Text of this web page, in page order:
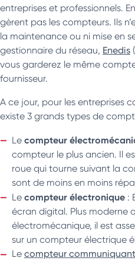
entreprises et professionnels.
gèrent pas les compteurs. Ils
la maintenance ou ni mise en
gestionnaire du réseau, Enedis
vous garderez le même
fournisseur.
A ce jour, pour les entreprises
existe 3 grands types de
Le compteur
compteur le plus ancien. Il
roue qui tourne suivant la
sont de moins en moins
Le compteur électronique :
écran digital. Plus moderne
électromécanique, il est
sur un compteur électrique
Le compteur